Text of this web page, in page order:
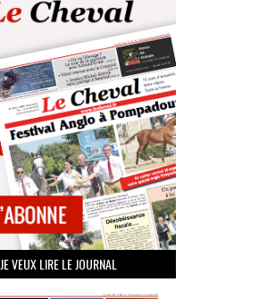
JE VEUX LIRE LE JOURNAL